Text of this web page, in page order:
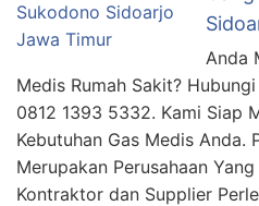
Anda
Medis Rumah Sakit?
0812 1393 5332. Kami Siap
Kebutuhan Gas Medis Anda.
Merupakan Perusahaan
Kontraktor dan Supplier